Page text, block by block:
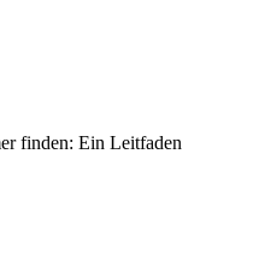
finden: Ein Leitfaden